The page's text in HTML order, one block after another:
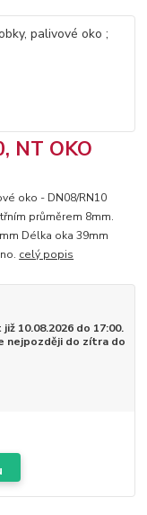
NT OKO
oko - DN08/RN10
průměrem 8mm.
Délka oka 39mm
celý popis
10.08.2026 do 17:00.
nejpozději do zítra do